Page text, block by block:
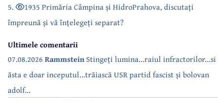
5.
1935 Primăria Câmpina și HidroPrahova, discutați
împreună și vă înțelegeți separat?
Ultimele comentarii
07.08.2026 RammsteinStingeți lumina...raiul infractorilor...si
ăsta e doar inceputul...trăiască USR partid fascist și bolovan
adolf...